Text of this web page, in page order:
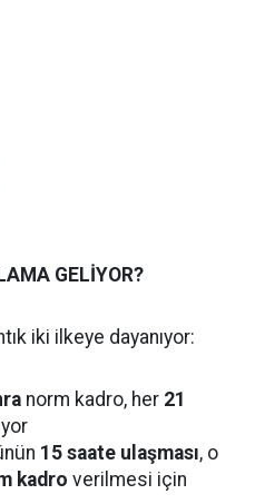
GELİYOR?
iki ilkeye dayanıyor:
norm kadro, her 21
15 saate ulaşması, o
kadro verilmesi için